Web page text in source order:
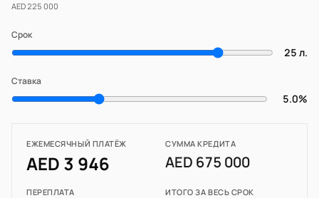
AED 225 000
Срок
25 л.
Ставка
5.0%
ЕЖЕМЕСЯЧНЫЙ ПЛАТЁЖ
AED 3 946
СУММА КРЕДИТА
AED 675 000
ПЕРЕПЛАТА ИТОГО ЗА ВЕСЬ СРОК